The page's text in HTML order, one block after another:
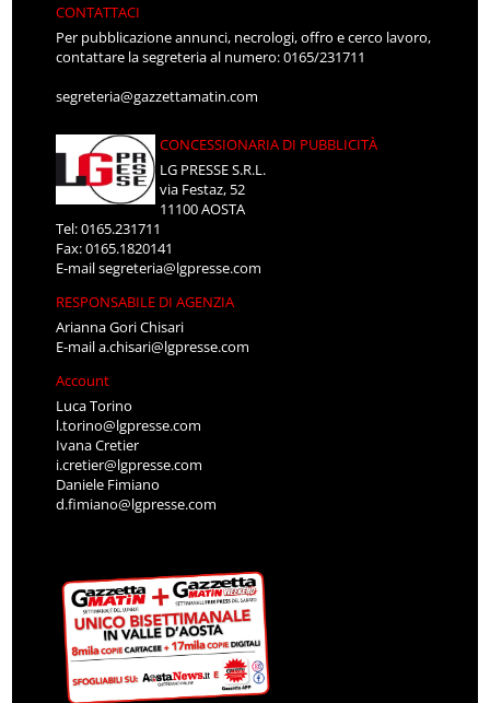
CONTATTACI
Per pubblicazione annunci, necrologi, offro e cerco lavoro,
contattare la segreteria al numero: 0165/231711
segreteria@gazzettamatin.com
CONCESSIONARIA DI PUBBLICITÀ
LG PRESSE S.R.L.
via Festaz, 52
11100 AOSTA
Tel: 0165.231711
Fax: 0165.1820141
E-mailsegreteria@lgpresse.com
RESPONSABILE DI AGENZIA
Arianna Gori Chisari
E-maila.chisari@lgpresse.com
Account
Luca Torino
l.torino@lgpresse.com
Ivana Cretier
i.cretier@lgpresse.com
Daniele Fimiano
d.fimiano@lgpresse.com